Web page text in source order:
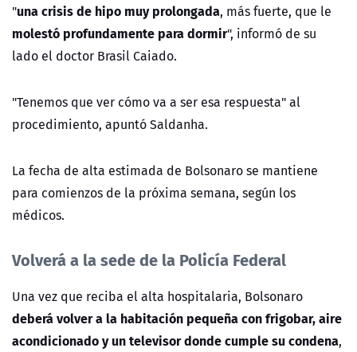
"una crisis de hipo muy prolongada, más fuerte, que le
molestó profundamente para dormir", informó de su
lado el doctor Brasil Caiado.
"Tenemos que ver cómo va a ser esa respuesta" al
procedimiento, apuntó Saldanha.
La fecha de alta estimada de Bolsonaro se mantiene
para comienzos de la próxima semana, según los
médicos.
Volverá a la sede de la Policía Federal
Una vez que reciba el alta hospitalaria, Bolsonaro
deberá volver a la habitación pequeña con frigobar, aire
acondicionado y un televisor donde cumple su condena,